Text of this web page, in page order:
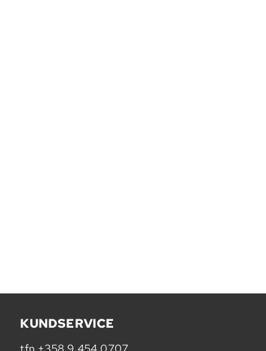
KUNDSERVICE